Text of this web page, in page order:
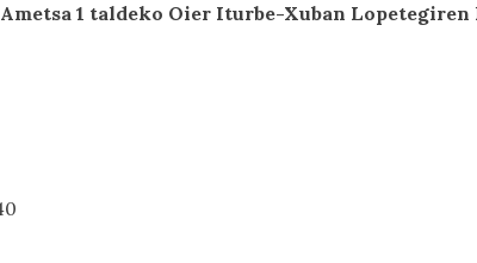
1 taldeko Oier Iturbe-Xuban